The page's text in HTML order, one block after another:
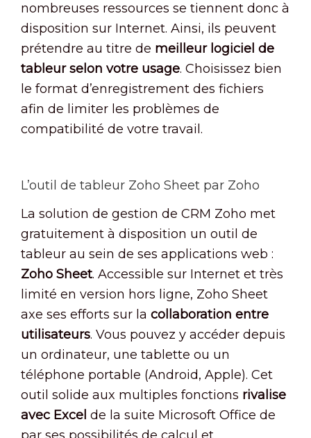
nombreuses ressources se tiennent donc à
disposition sur Internet. Ainsi, ils peuvent
prétendre au titre de meilleur logiciel de
tableur selon votre usage. Choisissez bien
le format d’enregistrement des fichiers
afin de limiter les problèmes de
compatibilité de votre travail.
L’outil de tableur Zoho Sheet par Zoho
La solution de gestion de CRM Zoho met
gratuitement à disposition un outil de
tableur au sein de ses applications web :
Zoho Sheet. Accessible sur Internet et très
limité en version hors ligne, Zoho Sheet
axe ses efforts sur la collaboration entre
utilisateurs. Vous pouvez y accéder depuis
un ordinateur, une tablette ou un
téléphone portable (Android, Apple). Cet
outil solide aux multiples fonctions rivalise
avec Excel de la suite Microsoft Office de